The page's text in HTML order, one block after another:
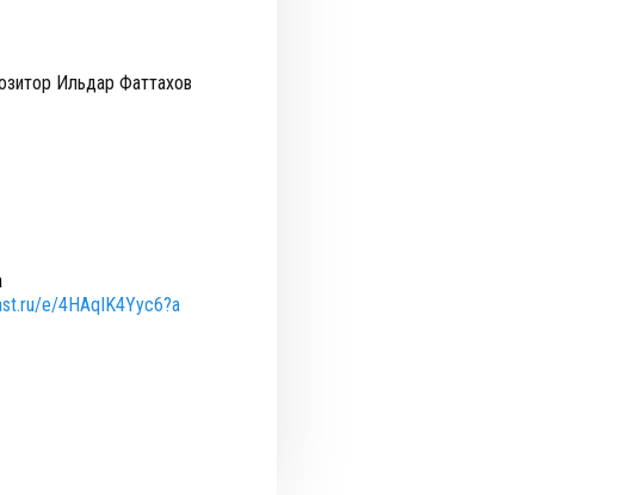
Ильдар Фаттахов
e/4HAqIK4Yyc6?a